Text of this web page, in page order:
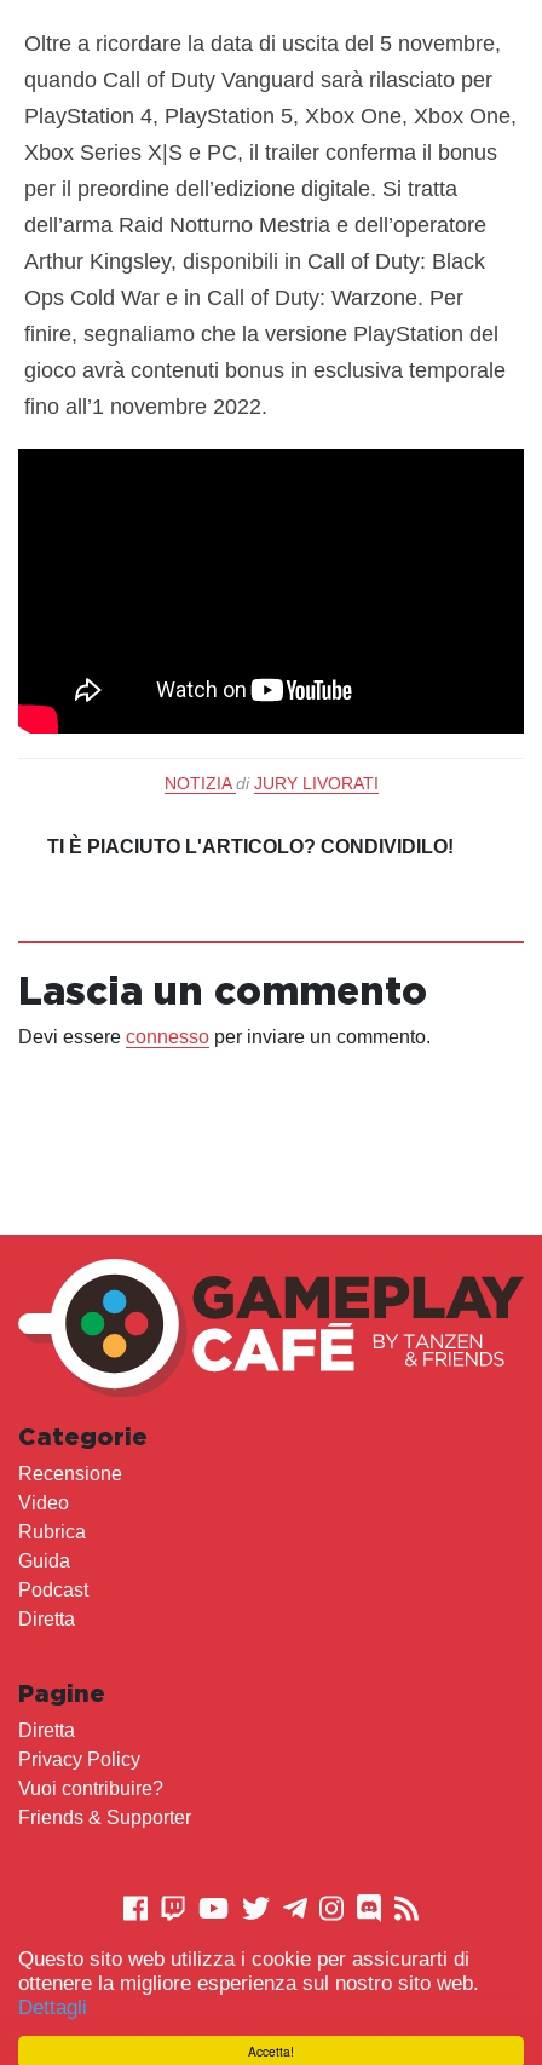
Accetta!
Questo sito web utilizza i cookie per assicurarti di
ottenere la migliore esperienza sul nostro sito web.
Dettagli
Oltre a ricordare la data di uscita del 5 novembre,
quando Call of Duty Vanguard sarà rilasciato per
PlayStation 4, PlayStation 5, Xbox One, Xbox One,
Xbox Series X|S e PC, il trailer conferma il bonus
per il preordine dell’edizione digitale. Si tratta
dell’arma Raid Notturno Mestria e dell’operatore
Arthur Kingsley, disponibili in Call of Duty: Black
Ops Cold War e in Call of Duty: Warzone. Per
finire, segnaliamo che la versione PlayStation del
gioco avrà contenuti bonus in esclusiva temporale
fino all’1 novembre 2022.
NOTIZIA di JURY LIVORATI
TI È PIACIUTO L'ARTICOLO? CONDIVIDILO!
Lascia un commento
Devi essere connesso per inviare un commento.
Categorie
Recensione
Video
Rubrica
Guida
Podcast
Diretta
Pagine
Diretta
Privacy Policy
Vuoi contribuire?
Friends & Supporter
CONTATTACI
© 2021 Gameplay.Cafe made with Scemo chi Legge-
#TeamBidet